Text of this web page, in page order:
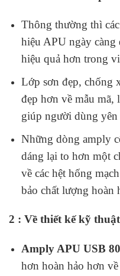
Thông thường thì
hiệu APU ngày
hiệu quả hơn trong
Lớp sơn đẹp, chống
đẹp hơn về mẫu mã,
giúp người dùng yên
Những dòng amply
dáng lại to hơn một
về các hệt hống
bảo chất lượng hoàn
2 : Về thiết kế kỹ
Amply APU USB
hơn hoàn hảo hơn